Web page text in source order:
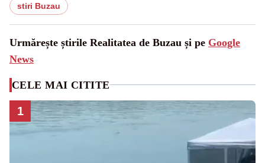
stiri Buzau
Urmărește știrile Realitatea de Buzau și pe Google
News
CELE MAI CITITE
1